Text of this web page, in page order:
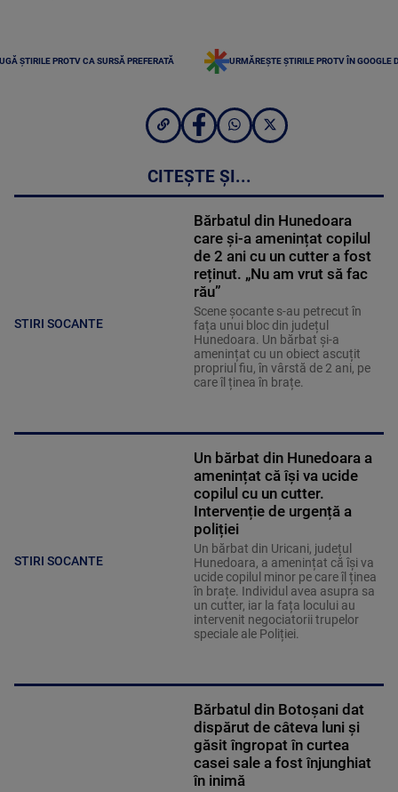
ȘTIRILE PROTV CA SURSĂ PREFERATĂ URMĂREȘTE ȘTIRILE PROTV ÎN GOOGLE
CITEȘTE ȘI...
STIRI SOCANTE
Bărbatul din Hunedoara
care și-a amenințat copilul
de 2 ani cu un cutter a fost
reținut. „Nu am vrut să fac
rău”
Scene șocante s-au petrecut în
fața unui bloc din județul
Hunedoara. Un bărbat și-a
amenințat cu un obiect ascuțit
propriul fiu, în vârstă de 2 ani, pe
care îl ținea în brațe.
STIRI SOCANTE
Un bărbat din Hunedoara a
amenințat că își va ucide
copilul cu un cutter.
Intervenție de urgență a
poliției
Un bărbat din Uricani, județul
Hunedoara, a amenințat că își va
ucide copilul minor pe care îl ținea
în brațe. Individul avea asupra sa
un cutter, iar la fața locului au
intervenit negociatorii trupelor
speciale ale Poliției.
Bărbatul din Botoșani dat
dispărut de câteva luni și
găsit îngropat în curtea
casei sale a fost înjunghiat
în inimă